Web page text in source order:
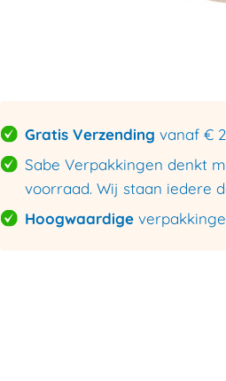
Gratis Verzending vanaf €
Sabe Verpakkingen denkt
voorraad. Wij staan iedere
Hoogwaardige